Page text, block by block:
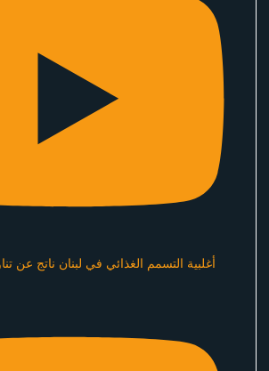
أغلبية التسمم الغذائي في لبنان ناتج عن